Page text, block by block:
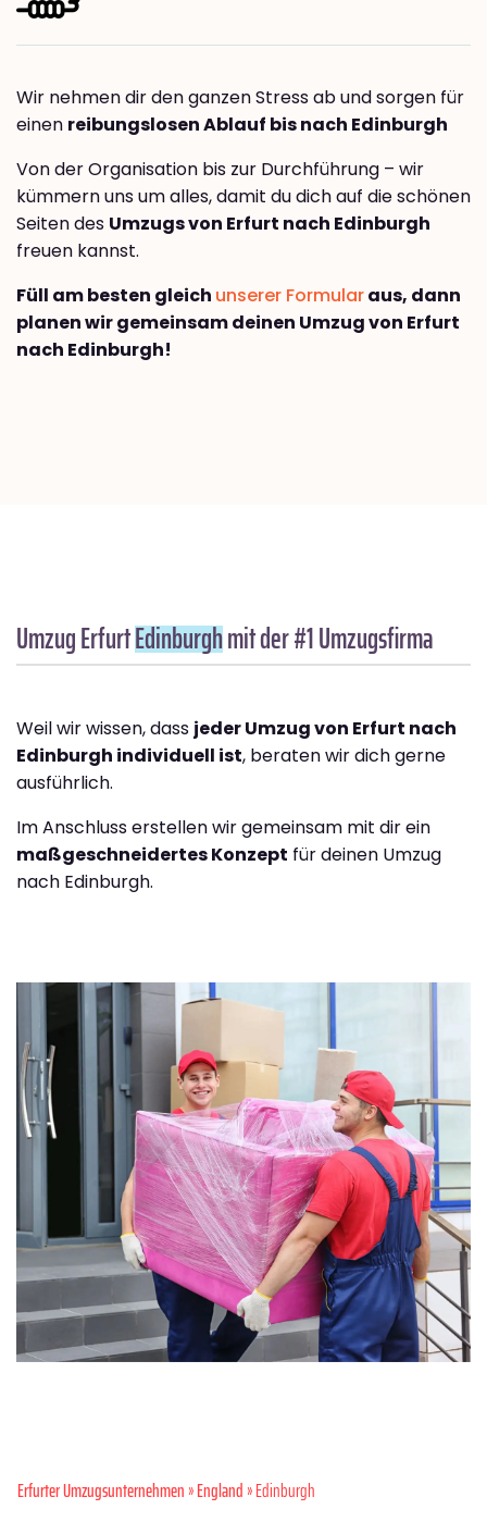
Wir nehmen dir den ganzen Stress ab und sorgen für
einen reibungslosen Ablauf bis nach Edinburgh
Von der Organisation bis zur Durchführung – wir
kümmern uns um alles, damit du dich auf die schönen
Seiten des Umzugs von Erfurt nach Edinburgh
freuen kannst.
Füll am besten gleich unserer Formularaus, dann
planen wir gemeinsam deinen Umzug von Erfurt
nach Edinburgh!
Umzug ErfurtEdinburghmit der #1 Umzugsfirma
Weil wir wissen, dass jeder Umzug von Erfurt nach
Edinburgh individuell ist, beraten wir dich gerne
ausführlich.
Im Anschluss erstellen wir gemeinsam mit dir ein
maßgeschneidertes Konzept für deinen Umzug
nach Edinburgh.
Erfurter Umzugsunternehmen»England» Edinburgh